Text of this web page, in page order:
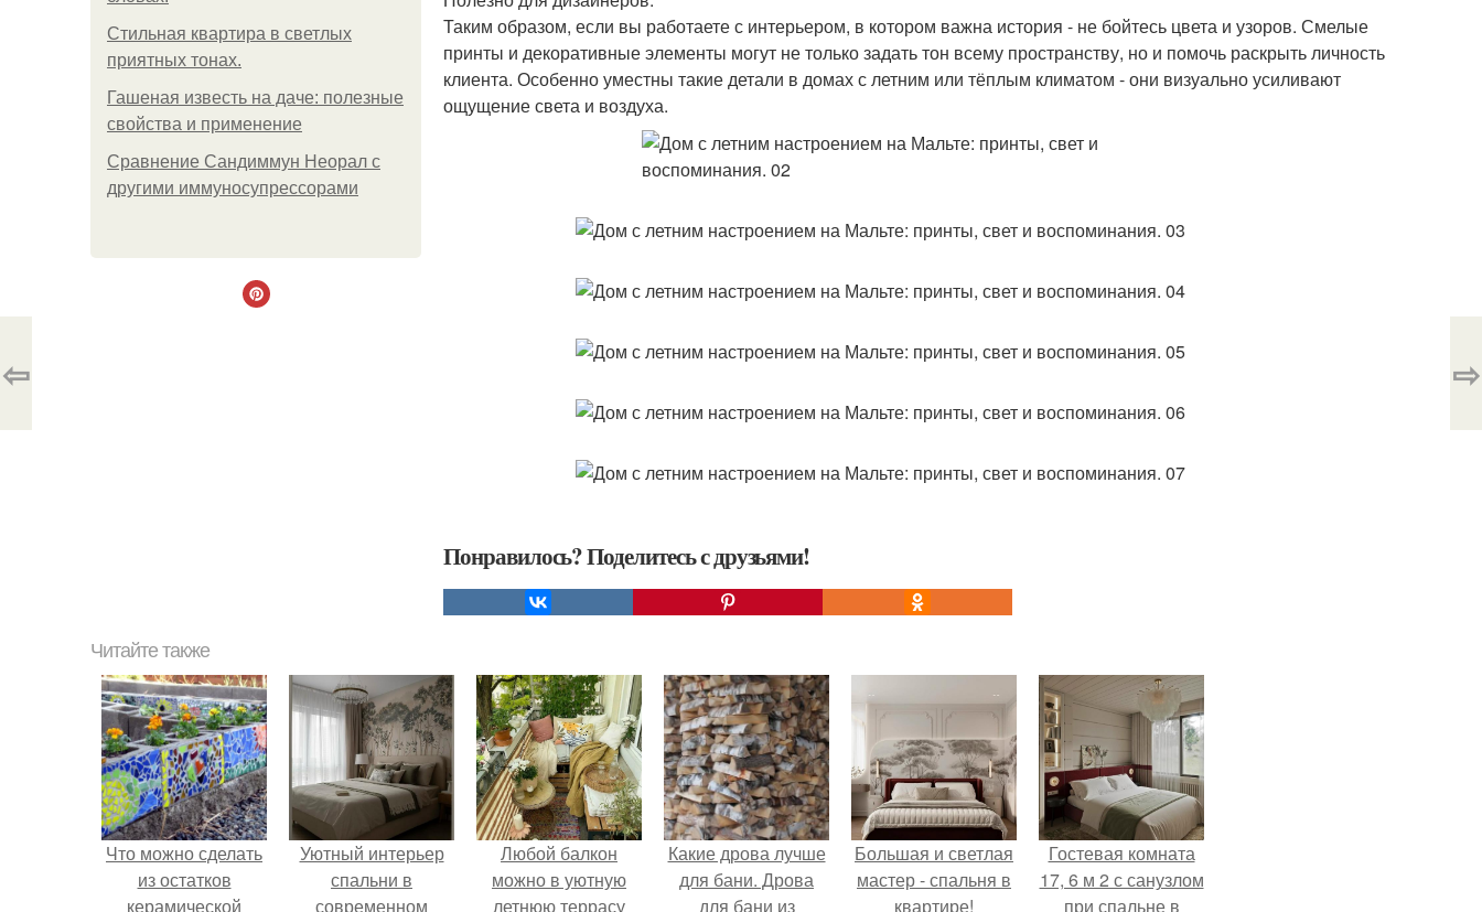
Стильная квартира в светлых
приятных тонах.
Гашеная известь на даче: полезные
свойства и применение
Сравнение Сандиммун Неорал с
другими иммуносупрессорами
Таким образом, если вы работаете с интерьером, в котором важна история - не бойтесь цвета и узоров. Смелые
принты и декоративные элементы могут не только задать тон всему пространству, но и помочь раскрыть личность
клиента. Особенно уместны такие детали в домах с летним или тёплым климатом - они визуально усиливают
ощущение света и воздуха.
Понравилось? Поделитесь с друзьями!
⇦ ⇨
Читайте также
Что можно сделать
из остатков
керамической
Уютный интерьер
спальни в
современном
Любой балкон
можно в уютную
летнюю террасу
Какие дрова лучше
для бани. Дрова
для бани из
Большая и светлая
мастер - спальня в
квартире!
Гостевая комната
17, 6 м 2 с санузлом
при спальне в